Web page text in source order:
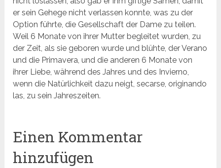
er sein Gehege nicht verlassen konnte, was zu der
Option führte, die Gesellschaft der Dame zu teilen.
Weil 6 Monate von ihrer Mutter begleitet wurden, zu
der Zeit, als sie geboren wurde und blühte, der Verano
und die Primavera, und die anderen 6 Monate von
ihrer Liebe, während des Jahres und des Invierno,
wenn die Natürlichkeit dazu neigt, secarse, originando
las, zu sein Jahreszeiten.
Einen Kommentar
hinzufügen